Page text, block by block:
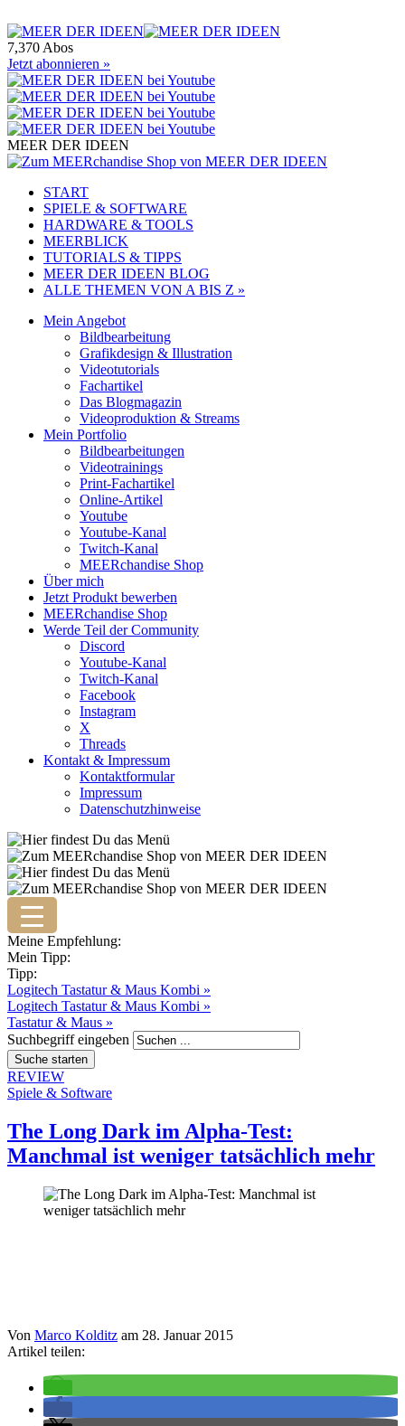
7,370 Abos
Jetzt abonnieren »
MEER DER IDEEN
START
SPIELE & SOFTWARE
HARDWARE & TOOLS
MEERBLICK
TUTORIALS & TIPPS
MEER DER IDEEN BLOG
ALLE THEMEN VON A BIS Z »
Mein Angebot
Bildbearbeitung
Grafikdesign & Illustration
Videotutorials
Fachartikel
Das Blogmagazin
Videoproduktion & Streams
Mein Portfolio
Bildbearbeitungen
Videotrainings
Print-Fachartikel
Online-Artikel
Youtube
Youtube-Kanal
Twitch-Kanal
MEERchandise Shop
Über mich
Jetzt Produkt bewerben
MEERchandise Shop
Werde Teil der Community
Discord
Youtube-Kanal
Twitch-Kanal
Facebook
Instagram
X
Threads
Kontakt & Impressum
Kontaktformular
Impressum
Datenschutzhinweise
Meine Empfehlung:
Mein Tipp:
Tipp:
Logitech Tastatur & Maus Kombi »
Logitech Tastatur & Maus Kombi »
Tastatur & Maus »
Suchbegriff eingeben
REVIEW
Spiele & Software
The Long Dark im Alpha-Test:
Manchmal ist weniger tatsächlich mehr
Von Marco Kolditz am 28. Januar 2015
Artikel teilen: